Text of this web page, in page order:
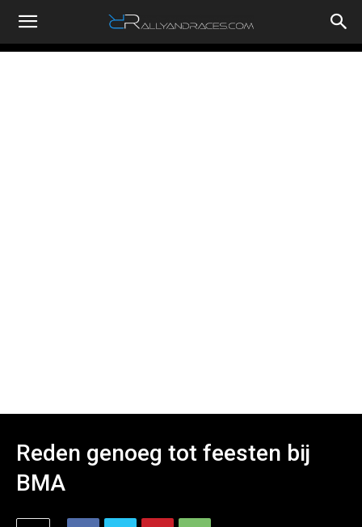
RallyandRaces.com
Reden genoeg tot feesten bij
BMA